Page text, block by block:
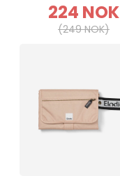
224 NOK
(249 NOK)